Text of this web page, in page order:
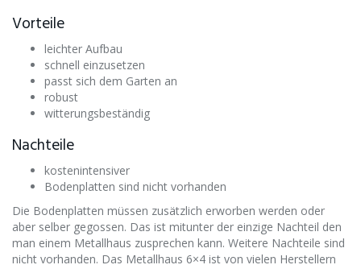
Vorteile
leichter Aufbau
schnell einzusetzen
passt sich dem Garten an
robust
witterungsbeständig
Nachteile
kostenintensiver
Bodenplatten sind nicht vorhanden
Die Bodenplatten müssen zusätzlich erworben werden oder
aber selber gegossen. Das ist mitunter der einzige Nachteil den
man einem Metallhaus zusprechen kann. Weitere Nachteile sind
nicht vorhanden. Das Metallhaus 6×4 ist von vielen Herstellern